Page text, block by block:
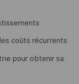
coûts récurrents
pour obtenir sa